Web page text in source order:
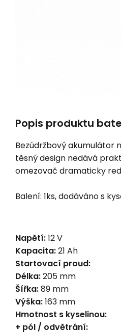
Popis produktu
Bezúdržbový akumulátor
těsný design nedává
omezovač dramaticky
Balení: 1ks, dodáváno s
Napětí:12 V
Kapacita:21 Ah
Startovací proud:
Délka:205 mm
Šířka:89 mm
Výška:163 mm
Hmotnost s kyselinou:
+ pól / odvětrání: